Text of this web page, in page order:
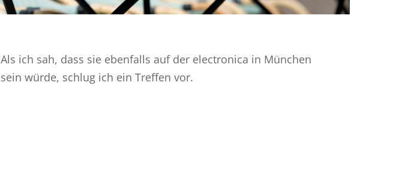
Als ich sah, dass sie ebenfalls auf der electronica in München
sein würde, schlug ich ein Treffen vor.